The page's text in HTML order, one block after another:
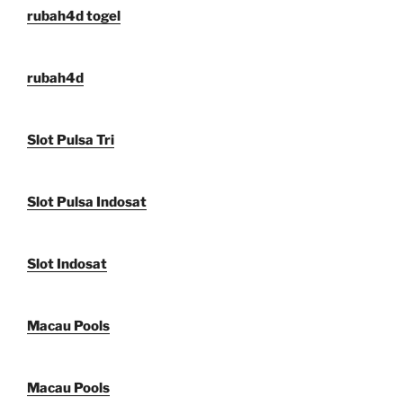
rubah4d togel
rubah4d
Slot Pulsa Tri
Slot Pulsa Indosat
Slot Indosat
Macau Pools
Macau Pools